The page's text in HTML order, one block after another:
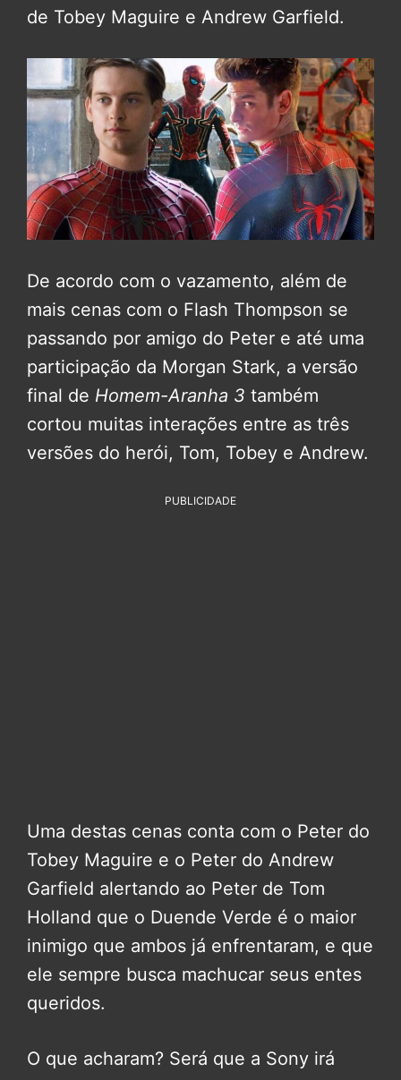
de Tobey Maguire e Andrew Garfield.
De acordo com o vazamento, além de
mais cenas com o Flash Thompson se
passando por amigo do Peter e até uma
participação da Morgan Stark, a versão
final de Homem-Aranha 3 também
cortou muitas interações entre as três
versões do herói, Tom, Tobey e Andrew.
PUBLICIDADE
Uma destas cenas conta com o Peter do
Tobey Maguire e o Peter do Andrew
Garfield alertando ao Peter de Tom
Holland que o Duende Verde é o maior
inimigo que ambos já enfrentaram, e que
ele sempre busca machucar seus entes
queridos.
O que acharam? Será que a Sony irá